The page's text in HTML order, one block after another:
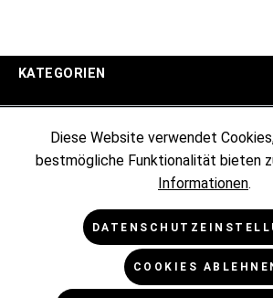
KATEGORIEN
KUNDENINFORMATIONEN
RECHTLICHES
Diese Website verwendet
bestmögliche Funktionalität bieten
Informationen.
COOKIES